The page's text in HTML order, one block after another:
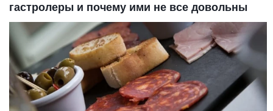
гастролеры и почему ими не все довольны